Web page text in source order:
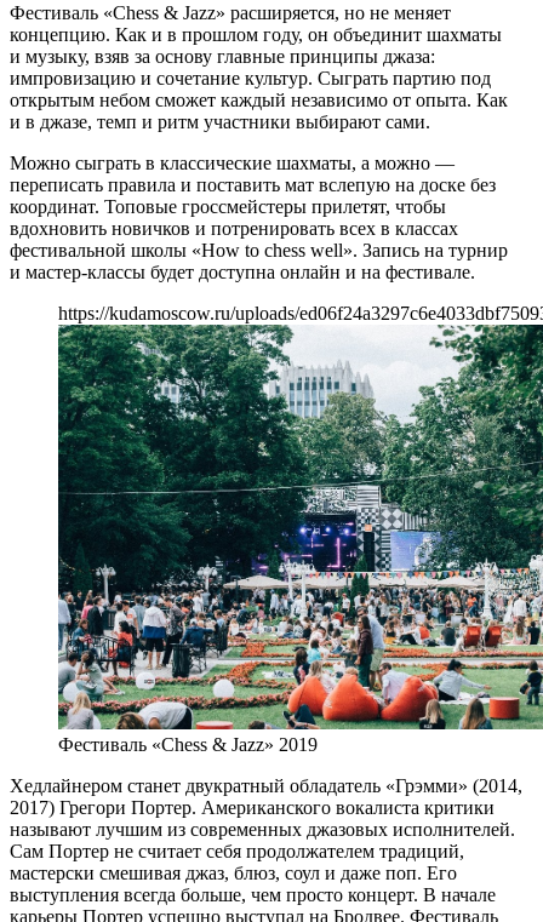
Фестиваль «Chess & Jazz» расширяется, но не меняет
концепцию. Как и в прошлом году, он объединит шахматы
и музыку, взяв за основу главные принципы джаза:
импровизацию и сочетание культур. Сыграть партию под
открытым небом сможет каждый независимо от опыта. Как
и в джазе, темп и ритм участники выбирают сами.
Можно сыграть в классические шахматы, а можно —
переписать правила и поставить мат вслепую на доске без
координат. Топовые гроссмейстеры прилетят, чтобы
вдохновить новичков и потренировать всех в классах
фестивальной школы «How to chess well». Запись на турнир
и мастер-классы будет доступна онлайн и на фестивале.
https://kudamoscow.ru/uploads/
Фестиваль «Chess & Jazz» 2019
Хедлайнером станет двукратный обладатель «Грэмми» (2014,
2017) Грегори Портер. Американского вокалиста критики
называют лучшим из современных джазовых исполнителей.
Сам Портер не считает себя продолжателем традиций,
мастерски смешивая джаз, блюз, соул и даже поп. Его
выступления всегда больше, чем просто концерт. В начале
карьеры Портер успешно выступал на Бродвее. Фестиваль